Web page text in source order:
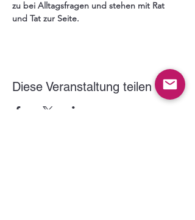
zu bei Alltagsfragen und stehen mit Rat
und Tat zur Seite.
Diese Veranstaltung teilen